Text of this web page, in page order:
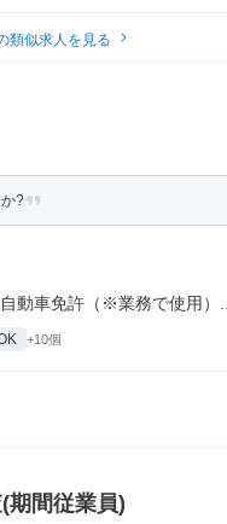
類似求人を見る
?
動車免許（※業務で使用）...
+10個
期間従業員)